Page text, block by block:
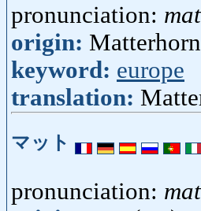
pronunciation:
origin:
keyword: europe
translation:
マット
pronunciation: